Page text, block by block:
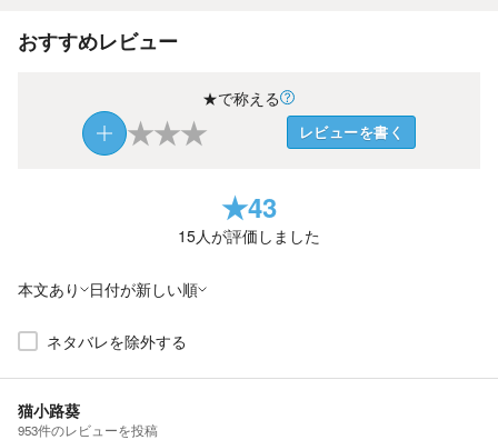
おすすめレビュー
★で称える
★★★ レビューを書く
★43
15人が評価しました
本文あり 日付が新しい順
ネタバレを除外する
猫小路葵
953件のレビューを投稿